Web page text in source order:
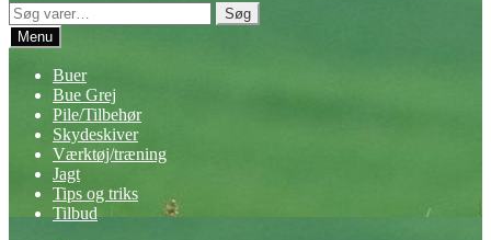
Søg
efter:
Søg
Menu
Buer
Bue Grej
Pile/Tilbehør
Skydeskiver
Værktøj/træning
Jagt
Tips og triks
Tilbud